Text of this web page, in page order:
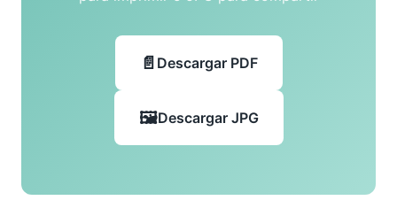
Descargar PDF
Descargar JPG